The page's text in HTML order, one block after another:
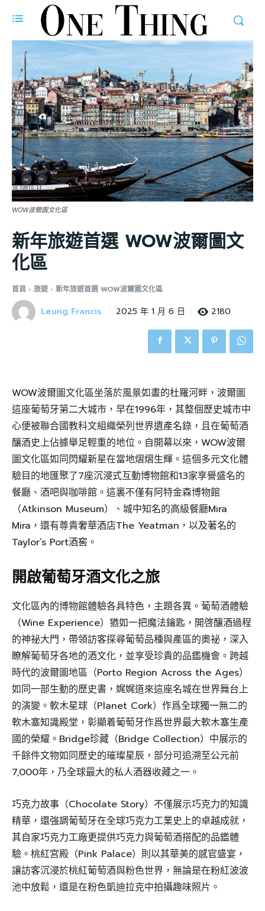
WOW波爾圖文化區
新年旅遊首選 WOW波爾圖文
化區
首頁 旅遊 新年旅遊首選 WOW波爾圖文化區
Leung Francis 2025 年 1 月 6 日 2180
WOW波爾圖文化區坐落於風景如畫的杜羅河畔，波爾圖
這座葡萄牙第二大城市，早在1996年，其整個歷史城市中
心便被聯合國教科文組織榮列世界遺產名錄，且在葡萄酒
釀酒史上佔據舉足輕重的地位。自開幕以來，WOW波爾
圖文化區如同閃耀新星在當地熠熠生輝。這個多元文化體
驗目的地匯聚了7座沉浸式互動博物館和13家享譽盛名的
餐廳、酒吧與咖啡館。這裏不僅有阿特金森博物館
（Atkinson Museum）、城中知名的高級餐廳Mira
Mira，還有尊貴奢華酒店The Yeatman，以及著名的
Taylor’s Port酒窖。
開啟葡萄牙酒文化之旅
文化區內的博物館體驗各具特色，主題各異。葡萄酒體驗
（Wine Experience）猶如一把魔法鑰匙，開啓釀酒過程
的神祕大門，帶領訪客探尋葡萄品種與產區的奧祕，深入
瞭解葡萄牙各地的酒文化，並享受珍貴的品鑑機會。跨越
時代的波爾圖地區（Porto Region Across the Ages）
如同一部生動的歷史書，娓娓道來這座名城在世界舞台上
的演變。軟木星球（Planet Cork）作爲全球獨一無二的
軟木塞知識殿堂，彰顯着葡萄牙作爲世界最大軟木塞生產
國的榮耀。Bridge珍藏（Bridge Collection）中展示的
千餘件文物如同歷史的璀璨星辰，部分可追溯至公元前
7,000年，乃全球最大的私人酒器收藏之一。
巧克力故事（Chocolate Story）不僅展示巧克力的知識
精華，還強調葡萄牙在全球巧克力工業史上的卓越成就，
其自家巧克力工廠更提供巧克力與葡萄酒搭配的品鑑體
驗。桃紅宮殿（Pink Palace）則以其華美的感官盛宴，
讓訪客沉浸於桃紅葡萄酒與粉色世界，無論是在粉紅波波
池中放鬆，還是在粉色凱迪拉克中拍攝趣味照片。